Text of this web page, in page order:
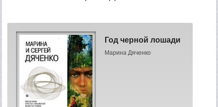
Год черной лошади
Марина Дяченко